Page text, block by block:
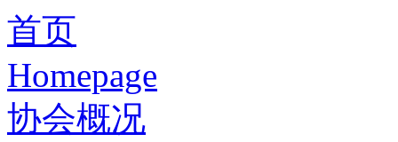
首页
Homepage
协会概况